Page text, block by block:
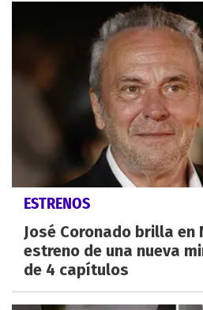
ESTRENOS
José Coronado brilla en
estreno de una nueva
de 4 capítulos